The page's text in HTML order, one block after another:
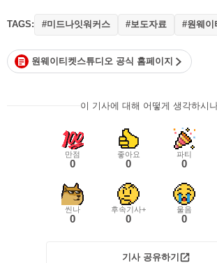
TAGS: #미드나잇워커스 #보도자료 #원웨이
원웨이티켓스튜디오 공식 홈페이지
이 기사에 대해 어떻게 생각하시
만점
0
좋아요
0
파티
0
씬나
0
후속기사+
0
울음
0
기사 공유하기